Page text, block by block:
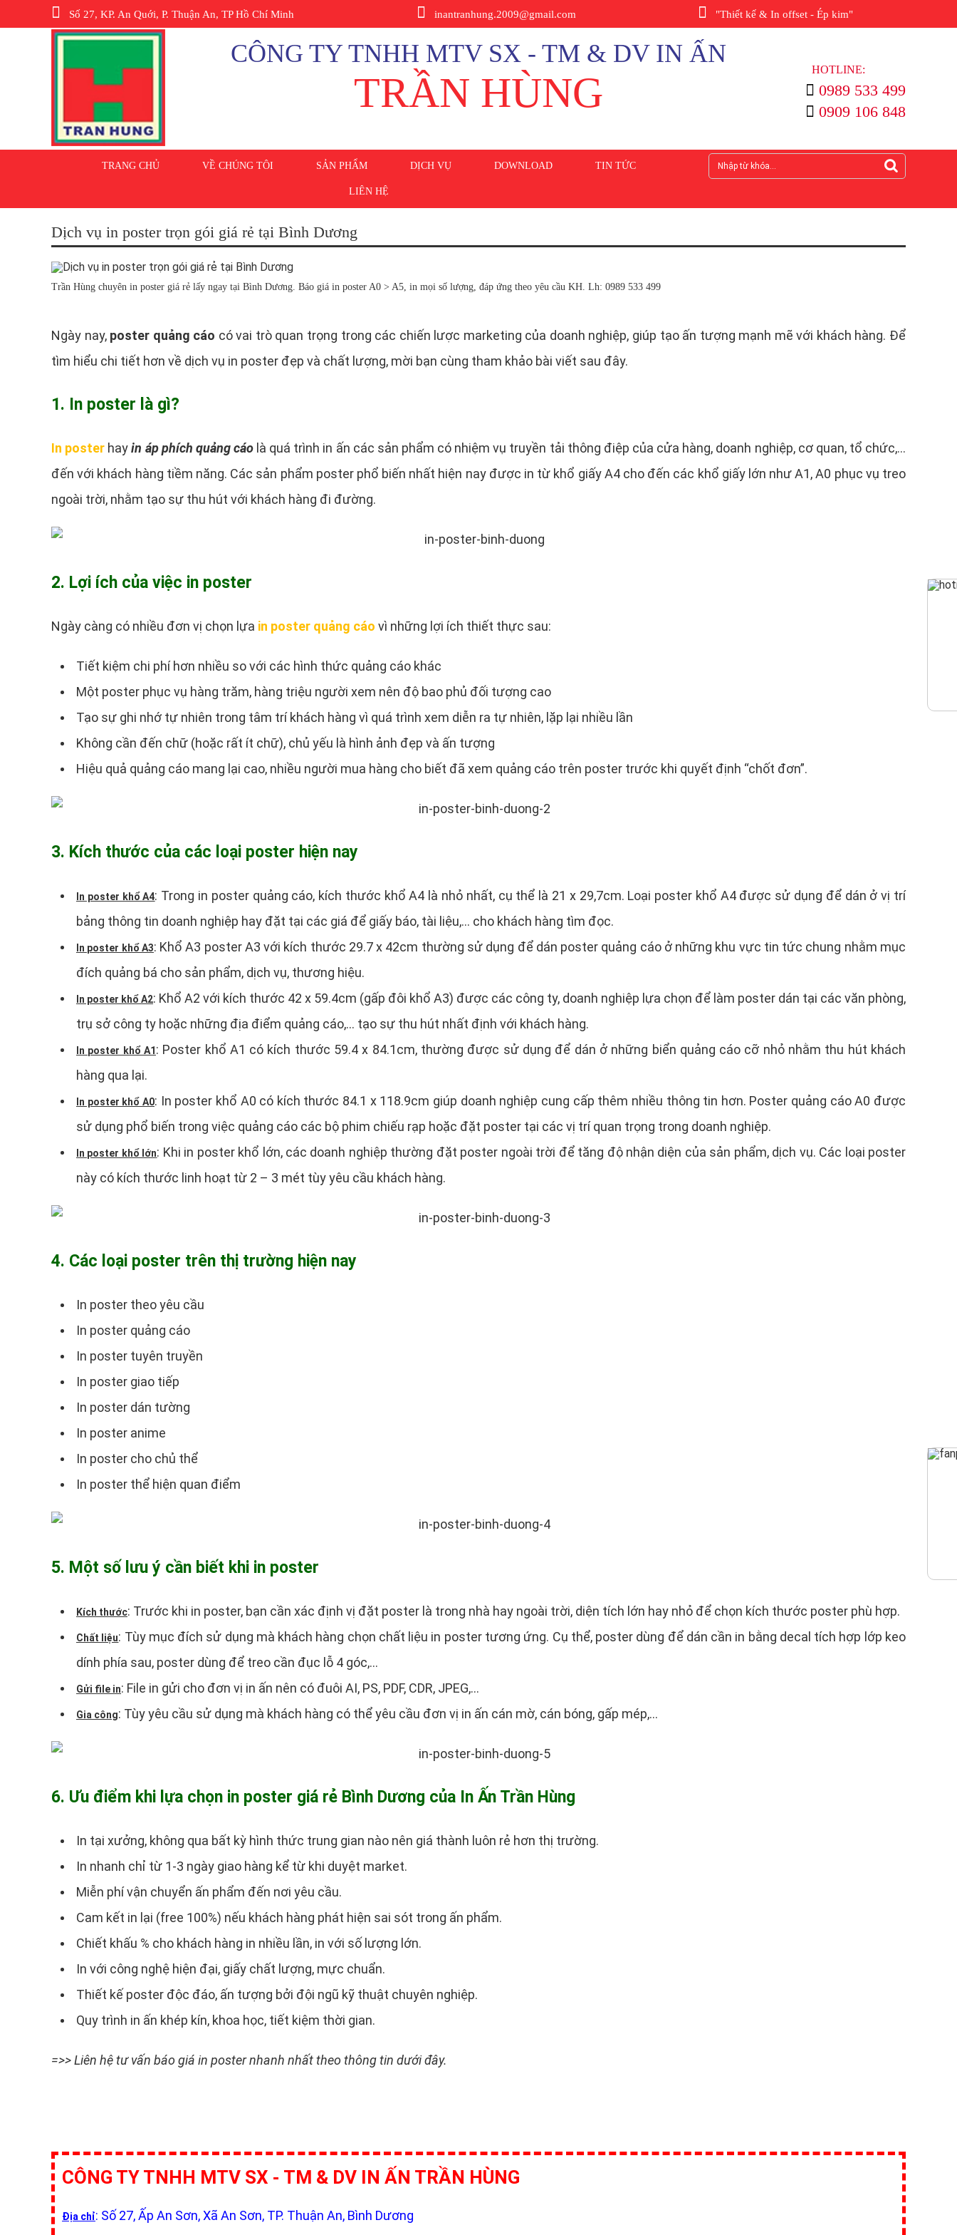
Số 27, KP. An Quới, P. Thuận An, TP Hồ Chí Minh inantranhung.2009@gmail.com "Thiết kế & In offset - Ép kim"
CÔNG TY TNHH MTV SX - TM & DV IN ẤN
TRẦN HÙNG HOTLINE:
0989 533 499
0909 106 848
TRANG CHỦ VỀ CHÚNG TÔI SẢN PHẨM DỊCH VỤ DOWNLOAD TIN TỨC
LIÊN HỆ
Dịch vụ in poster trọn gói giá rẻ tại Bình Dương
Trần Hùng chuyên in poster giá rẻ lấy ngay tại Bình Dương. Báo giá in poster A0 > A5, in mọi số lượng, đáp ứng theo yêu cầu KH. Lh: 0989 533 499
Ngày nay, poster quảng cáo có vai trò quan trọng trong các chiến lược marketing của doanh nghiệp, giúp tạo ấn tượng mạnh mẽ với khách hàng. Để
tìm hiểu chi tiết hơn về dịch vụ in poster đẹp và chất lượng, mời bạn cùng tham khảo bài viết sau đây.
1. In poster là gì?
In poster hayin áp phích quảng cáolà quá trình in ấn các sản phẩm có nhiệm vụ truyền tải thông điệp của cửa hàng, doanh nghiệp, cơ quan, tổ chức,…
đến với khách hàng tiềm năng. Các sản phẩm poster phổ biến nhất hiện nay được in từ khổ giấy A4 cho đến các khổ giấy lớn như A1, A0 phục vụ treo
ngoài trời, nhằm tạo sự thu hút với khách hàng đi đường.
2. Lợi ích của việc in poster
Ngày càng có nhiều đơn vị chọn lựa in poster quảng cáo vì những lợi ích thiết thực sau:
Tiết kiệm chi phí hơn nhiều so với các hình thức quảng cáo khác
Một poster phục vụ hàng trăm, hàng triệu người xem nên độ bao phủ đối tượng cao
Tạo sự ghi nhớ tự nhiên trong tâm trí khách hàng vì quá trình xem diễn ra tự nhiên, lặp lại nhiều lần
Không cần đến chữ (hoặc rất ít chữ), chủ yếu là hình ảnh đẹp và ấn tượng
Hiệu quả quảng cáo mang lại cao, nhiều người mua hàng cho biết đã xem quảng cáo trên poster trước khi quyết định “chốt đơn”.
3. Kích thước của các loại poster hiện nay
In poster khổ A4: Trong in poster quảng cáo, kích thước khổ A4 là nhỏ nhất, cụ thể là 21 x 29,7cm. Loại poster khổ A4 được sử dụng để dán ở vị trí
bảng thông tin doanh nghiệp hay đặt tại các giá để giấy báo, tài liệu,… cho khách hàng tìm đọc.
In poster khổ A3: Khổ A3 poster A3 với kích thước 29.7 x 42cm thường sử dụng để dán poster quảng cáo ở những khu vực tin tức chung nhằm mục
đích quảng bá cho sản phẩm, dịch vụ, thương hiệu.
In poster khổ A2: Khổ A2 với kích thước 42 x 59.4cm (gấp đôi khổ A3) được các công ty, doanh nghiệp lựa chọn để làm poster dán tại các văn phòng,
trụ sở công ty hoặc những địa điểm quảng cáo,… tạo sự thu hút nhất định với khách hàng.
In poster khổ A1 : Poster khổ A1 có kích thước 59.4 x 84.1cm, thường được sử dụng để dán ở những biển quảng cáo cỡ nhỏ nhằm thu hút khách
hàng qua lại.
In poster khổ A0: In poster khổ A0 có kích thước 84.1 x 118.9cm giúp doanh nghiệp cung cấp thêm nhiều thông tin hơn. Poster quảng cáo A0 được
sử dụng phổ biến trong việc quảng cáo các bộ phim chiếu rạp hoặc đặt poster tại các vị trí quan trọng trong doanh nghiệp.
In poster khổ lớn: Khi in poster khổ lớn, các doanh nghiệp thường đặt poster ngoài trời để tăng độ nhận diện của sản phẩm, dịch vụ. Các loại poster
này có kích thước linh hoạt từ 2 – 3 mét tùy yêu cầu khách hàng.
4. Các loại poster trên thị trường hiện nay
In poster theo yêu cầu
In poster quảng cáo
In poster tuyên truyền
In poster giao tiếp
In poster dán tường
In poster anime
In poster cho chủ thể
In poster thể hiện quan điểm
5. Một số lưu ý cần biết khi in poster
Kích thước: Trước khi in poster, bạn cần xác định vị đặt poster là trong nhà hay ngoài trời, diện tích lớn hay nhỏ để chọn kích thước poster phù hợp.
Chất liệu: Tùy mục đích sử dụng mà khách hàng chọn chất liệu in poster tương ứng. Cụ thể, poster dùng để dán cần in bằng decal tích hợp lớp keo
dính phía sau, poster dùng để treo cần đục lỗ 4 góc,…
Gửi file in: File in gửi cho đơn vị in ấn nên có đuôi AI, PS, PDF, CDR, JPEG,…
Gia công: Tùy yêu cầu sử dụng mà khách hàng có thể yêu cầu đơn vị in ấn cán mờ, cán bóng, gấp mép,…
6. Ưu điểm khi lựa chọn in poster giá rẻ Bình Dương của In Ấn Trần Hùng
In tại xưởng, không qua bất kỳ hình thức trung gian nào nên giá thành luôn rẻ hơn thị trường.
In nhanh chỉ từ 1-3 ngày giao hàng kể từ khi duyệt market.
Miễn phí vận chuyển ấn phẩm đến nơi yêu cầu.
Cam kết in lại (free 100%) nếu khách hàng phát hiện sai sót trong ấn phẩm.
Chiết khấu % cho khách hàng in nhiều lần, in với số lượng lớn.
In với công nghệ hiện đại, giấy chất lượng, mực chuẩn.
Thiết kế poster độc đáo, ấn tượng bởi đội ngũ kỹ thuật chuyên nghiệp.
Quy trình in ấn khép kín, khoa học, tiết kiệm thời gian.
=>> Liên hệ tư vấn báo giá in poster nhanh nhất theo thông tin dưới đây.
CÔNG TY TNHH MTV SX - TM & DV IN ẤN TRẦN HÙNG
Địa chỉ: Số 27, Ấp An Sơn, Xã An Sơn, TP. Thuận An, Bình Dương